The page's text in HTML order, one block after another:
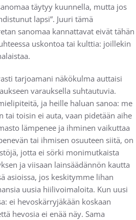
täytyy kuunnella, mutta jos
lapsi”. Juuri tämä
sanomaa kannattavat eivät tähän
uskontoa tai kulttia: joillekin
tarjoamani näkökulma auttaisi
varauksella suhtautuvia.
ja heille haluan sanoa: me
tai toisin ei auta, vaan pidetään aihe
lämpenee ja ihminen vaikuttaa
tai ihmisen osuuteen siitä, on
jotta ei sörki monimutkaista
ja viisaan lainsäädännön kautta
asioissa, jos keskitymme lihan
uusia hiilivoimaloita. Kun uusi
ei hevoskärryjäkään koskaan
hevosia ei enää näy. Sama